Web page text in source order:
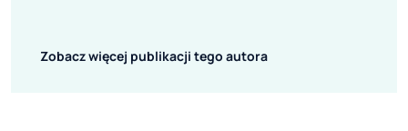
Zobacz więcej publikacji tego autora